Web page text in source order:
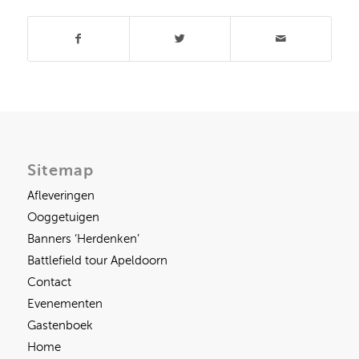
Sitemap
Afleveringen
Ooggetuigen
Banners ‘Herdenken’
Battlefield tour Apeldoorn
Contact
Evenementen
Gastenboek
Home